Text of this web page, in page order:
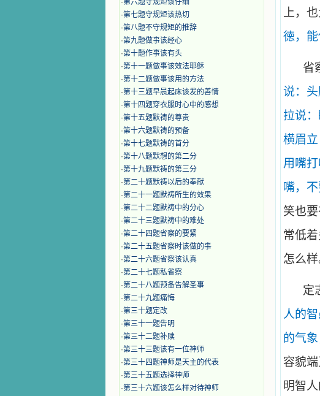
·第六题守规矩该仔细
·第七题守规矩该热切
·第八题不守规矩的推辞
·第九题做事该经心
·第十题作事该有头
·第十一题做事该效法耶稣
·第十二题做事该用的方法
·第十三题早晨起床该发的善情
·第十四题穿衣服时心中的感想
·第十五题默祷的尊贵
·第十六题默祷的预备
·第十七题默祷的首分
·第十八题默想的第二分
·第十九题默祷的第三分
·第二十题默祷以后的奉献
·第二十一题默祷所生的效果
·第二十二题默祷中的分心
·第二十三题默祷中的难处
·第二十四题省察的要紧
·第二十五题省察时该做的事
·第二十六题省察该认真
·第二十七题私省察
·第二十八题预备告解圣事
·第二十九题痛悔
·第三十题定改
·第三十一题告明
·第三十二题补赎
·第三十三题该有一位神师
·第三十四题神师是天主的代表
·第三十五题选择神师
·第三十六题该怎么样对待神师
上，
徳，
省
说：
拉说
横眉
用嘴
嘴，不
笑也
常低
怎么样
定
人的
的气
容貌
明智